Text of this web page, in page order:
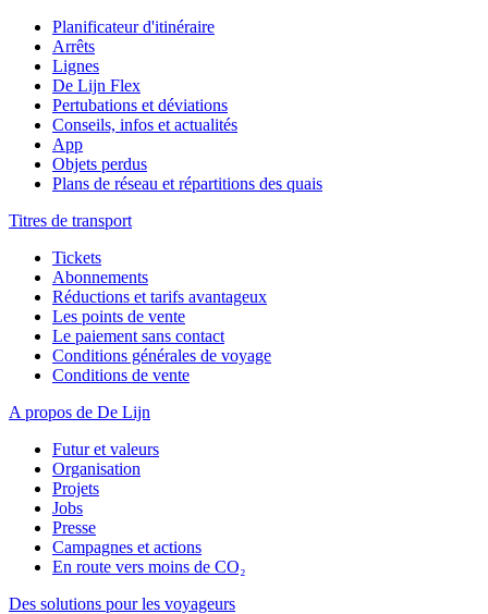
Planificateur d'itinéraire
Arrêts
Lignes
De Lijn Flex
Pertubations et déviations
Conseils, infos et actualités
App
Objets perdus
Plans de réseau et répartitions des quais
Titres de transport
Tickets
Abonnements
Réductions et tarifs avantageux
Les points de vente
Le paiement sans contact
Conditions générales de voyage
Conditions de vente
A propos de De Lijn
Futur et valeurs
Organisation
Projets
Jobs
Presse
Campagnes et actions
En route vers moins de CO₂
Des solutions pour les voyageurs